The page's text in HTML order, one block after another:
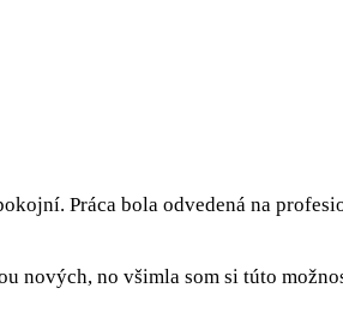
Práca bola odvedená na
nových, no všimla som si túto